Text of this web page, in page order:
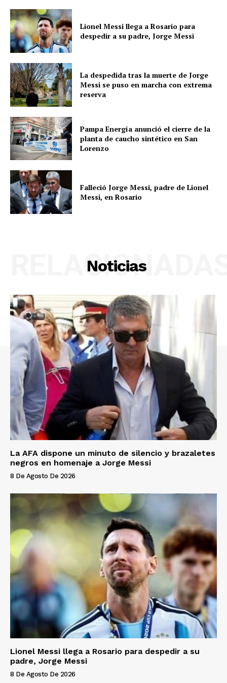
Lionel Messi llega a Rosario para
despedir a su padre, Jorge Messi
La despedida tras la muerte de Jorge
Messi se puso en marcha con extrema
reserva
Pampa Energía anunció el cierre de la
planta de caucho sintético en San
Lorenzo
Falleció Jorge Messi, padre de Lionel
Messi, en Rosario
Noticias
La AFA dispone un minuto de silencio y brazaletes
negros en homenaje a Jorge Messi
8 De Agosto De 2026
Lionel Messi llega a Rosario para despedir a su
padre, Jorge Messi
8 De Agosto De 2026